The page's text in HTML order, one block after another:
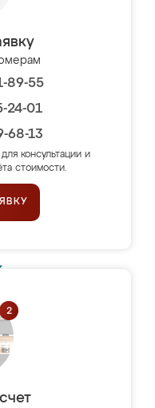
89-55
24-01
68-13
консультации и
стоимости.